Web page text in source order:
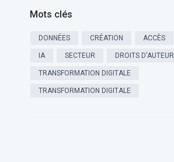
Mots clés
DONNÉES CRÉATION ACCÈS
IA SECTEUR DROITS D'AUTEUR
TRANSFORMATION DIGITALE
TRANSFORMATION DIGITALE